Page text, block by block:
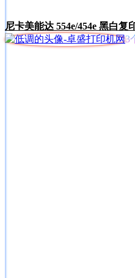
尼卡美能达 554e/454e 黑白复
3